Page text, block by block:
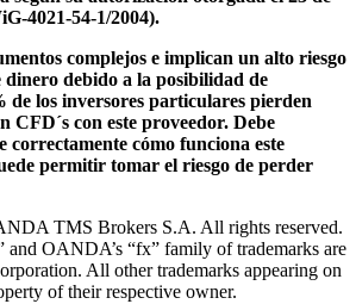
4021-54-1/2004).
complejos e implican un alto riesgo
debido a la posibilidad de
de los inversores particulares pierden
CFD´s con este proveedor. Debe
correctamente cómo funciona este
permitir tomar el riesgo de perder
TMS Brokers S.A. All rights reserved.
OANDA’s “fx” family of trademarks are
All other trademarks appearing on
of their respective owner.